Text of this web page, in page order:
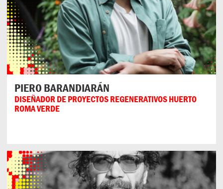
PIERO BARANDIARÁN
DISEÑADOR DE PROYECTOS REGENERATIVOS HUERTO
ROMA VERDE